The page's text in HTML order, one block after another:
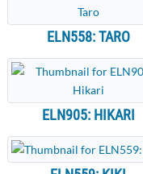
ELN558: TARO
ELN905: HIKARI